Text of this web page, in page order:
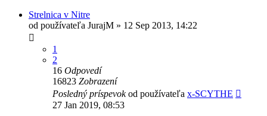
Strelnica v Nitre
od používateľa JurajM » 12 Sep 2013, 14:22
1
2
16 Odpovedí
16823 Zobrazení
Posledný príspevokod používateľa x-SCYTHE
27 Jan 2019, 08:53